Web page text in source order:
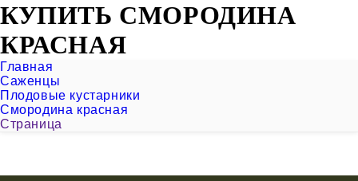
КУПИТЬ СМОРОДИНА
КРАСНАЯ
Главная
Саженцы
Плодовые кустарники
Смородина красная
Страница